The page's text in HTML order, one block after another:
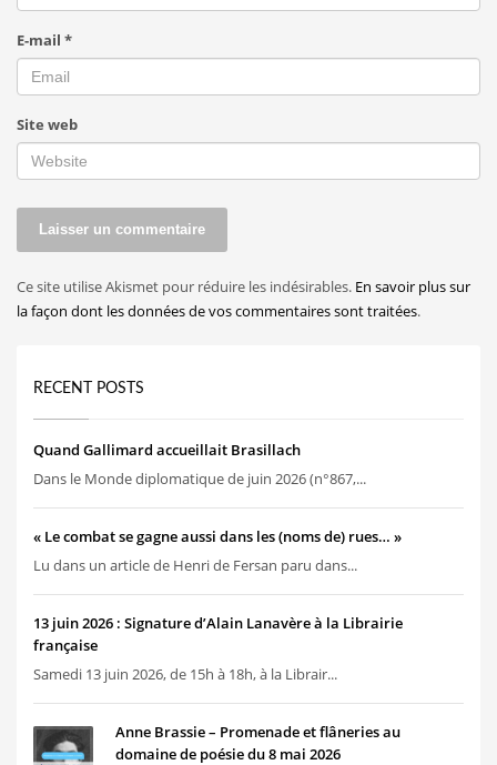
E-mail *
Site web
Ce site utilise Akismet pour réduire les indésirables. En savoir plus sur
la façon dont les données de vos commentaires sont traitées.
RECENT POSTS
Quand Gallimard accueillait Brasillach
Dans le Monde diplomatique de juin 2026 (n°867,...
« Le combat se gagne aussi dans les (noms de) rues… »
Lu dans un article de Henri de Fersan paru dans...
13 juin 2026 : Signature d’Alain Lanavère à la Librairie
française
Samedi 13 juin 2026, de 15h à 18h, à la Librair...
Anne Brassie – Promenade et flâneries au
domaine de poésie du 8 mai 2026